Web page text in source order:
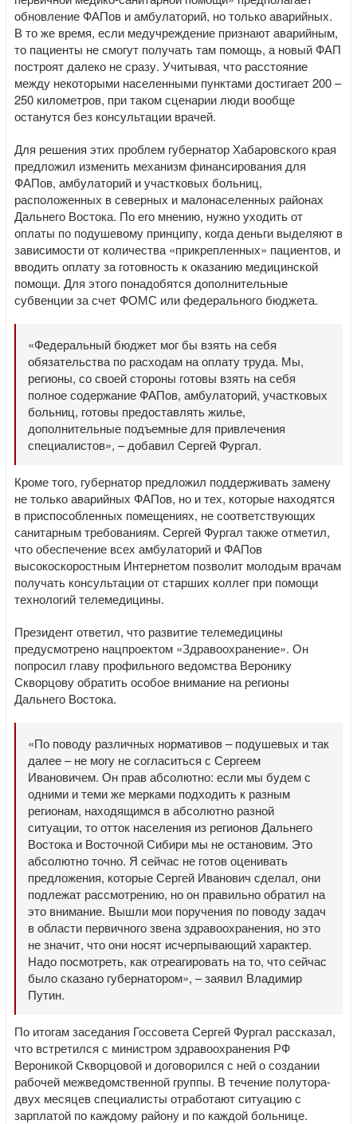
обновление ФАПов и амбулаторий, но только аварийных.
В то же время, если медучреждение признают аварийным,
то пациенты не смогут получать там помощь, а новый ФАП
построят далеко не сразу. Учитывая, что расстояние
между некоторыми населенными пунктами достигает 200 –
250 километров, при таком сценарии люди вообще
останутся без консультации врачей.
Для решения этих проблем губернатор Хабаровского края
предложил изменить механизм финансирования для
ФАПов, амбулаторий и участковых больниц,
расположенных в северных и малонаселенных районах
Дальнего Востока. По его мнению, нужно уходить от
оплаты по подушевому принципу, когда деньги выделяют в
зависимости от количества «прикрепленных» пациентов, и
вводить оплату за готовность к оказанию медицинской
помощи. Для этого понадобятся дополнительные
субвенции за счет ФОМС или федерального бюджета.
«Федеральный бюджет мог бы взять на себя
обязательства по расходам на оплату труда. Мы,
регионы, со своей стороны готовы взять на себя
полное содержание ФАПов, амбулаторий, участковых
больниц, готовы предоставлять жилье,
дополнительные подъемные для привлечения
специалистов», – добавил Сергей Фургал.
Кроме того, губернатор предложил поддерживать замену
не только аварийных ФАПов, но и тех, которые находятся
в приспособленных помещениях, не соответствующих
санитарным требованиям. Сергей Фургал также отметил,
что обеспечение всех амбулаторий и ФАПов
высокоскоростным Интернетом позволит молодым врачам
получать консультации от старших коллег при помощи
технологий телемедицины.
Президент ответил, что развитие телемедицины
предусмотрено нацпроектом «Здравоохранение». Он
попросил главу профильного ведомства Веронику
Скворцову обратить особое внимание на регионы
Дальнего Востока.
«По поводу различных нормативов – подушевых и так
далее – не могу не согласиться с Сергеем
Ивановичем. Он прав абсолютно: если мы будем с
одними и теми же мерками подходить к разным
регионам, находящимся в абсолютно разной
ситуации, то отток населения из регионов Дальнего
Востока и Восточной Сибири мы не остановим. Это
абсолютно точно. Я сейчас не готов оценивать
предложения, которые Сергей Иванович сделал, они
подлежат рассмотрению, но он правильно обратил на
это внимание. Вышли мои поручения по поводу задач
в области первичного звена здравоохранения, но это
не значит, что они носят исчерпывающий характер.
Надо посмотреть, как отреагировать на то, что сейчас
было сказано губернатором», – заявил Владимир
Путин.
По итогам заседания Госсовета Сергей Фургал рассказал,
что встретился с министром здравоохранения РФ
Вероникой Скворцовой и договорился с ней о создании
рабочей межведомственной группы. В течение полутора-
двух месяцев специалисты отработают ситуацию с
зарплатой по каждому району и по каждой больнице.